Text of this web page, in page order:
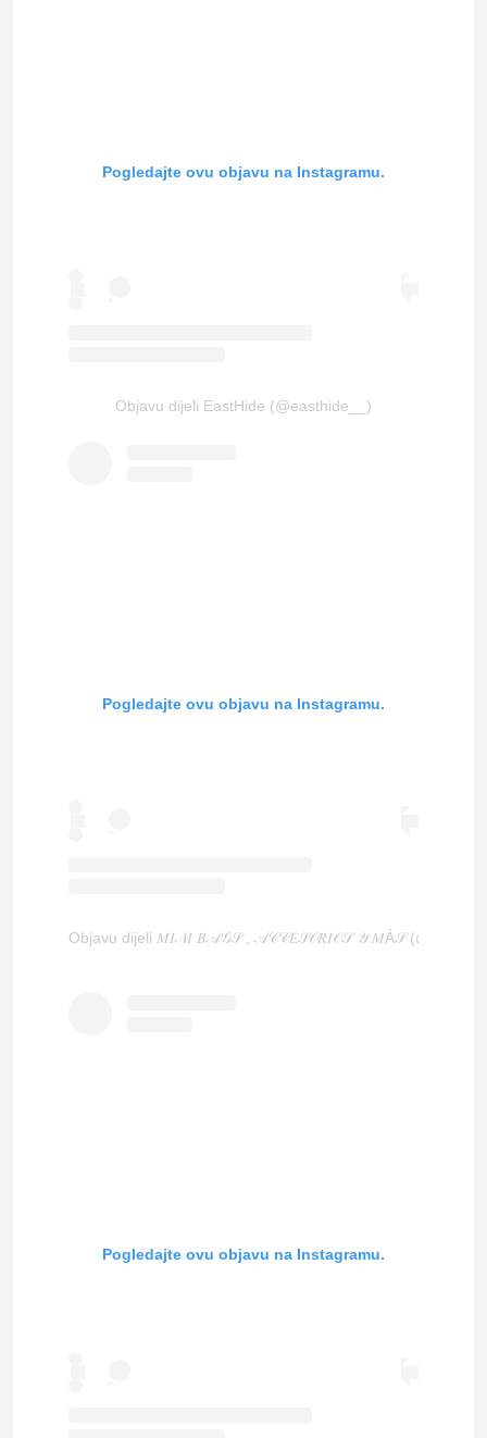
Pogledajte ovu objavu na Instagramu.
Objavu dijeli EastHide (@easthide__)
Pogledajte ovu objavu na Instagramu.
Objavu dijeli 𝑀𝐼𝒩𝐼 𝐵𝒜𝒢𝒮 , 𝒜𝒞𝒞𝐸𝒮𝒪𝑅𝐼𝒪𝒮 𝒴 𝑀Á𝒮
Pogledajte ovu objavu na Instagramu.